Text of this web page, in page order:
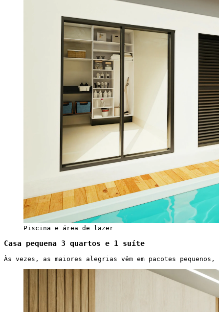
Piscina e área de lazer
Casa pequena 3 quartos e 1 suíte
Às vezes, as maiores alegrias vêm em pacotes